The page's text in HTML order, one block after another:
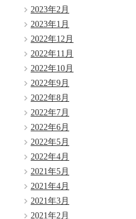
2023年2月
2023年1月
2022年12月
2022年11月
2022年10月
2022年9月
2022年8月
2022年7月
2022年6月
2022年5月
2022年4月
2021年5月
2021年4月
2021年3月
2021年2月